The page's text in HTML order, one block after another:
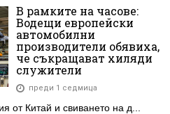
В рамките на часове:
Водещи европейски
автомобилни
производители обявиха,
че съкращават хиляди
служители
преди 1 седмица
от Китай и свиването на д...